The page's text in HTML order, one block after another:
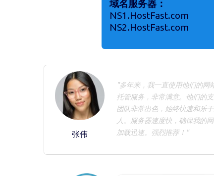
域名服务器：
NS1.HostFast.com
NS2.HostFast.com
张伟
"多年来，我一直使用他们的网
托管服务，非常满意。他们的
团队非常出色，始终快速和乐
人。服务器速度快，确保我的
加载迅速。强烈推荐！"